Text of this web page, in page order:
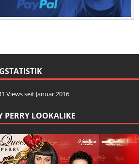
Views seit Januar 2016
PERRY LOOKALIKE